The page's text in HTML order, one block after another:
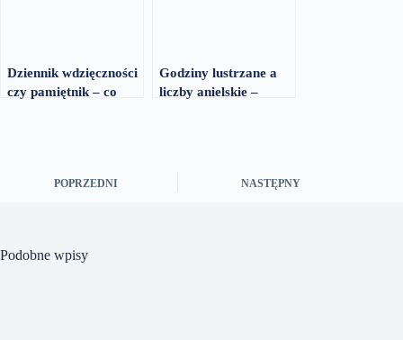
Dziennik wdzięczności
czy pamiętnik – co
Godziny lustrzane a
liczby anielskie –
POPRZEDNI NASTĘPNY
Podobne wpisy